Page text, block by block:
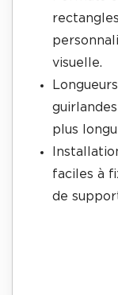
visuelle.
plus
faciles à
de